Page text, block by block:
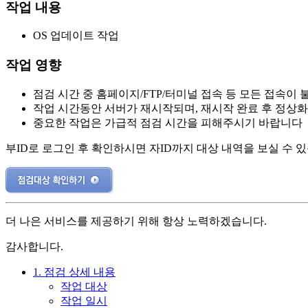
작업 내용
OS 업데이트 작업
작업 영향
점검 시간 중 홈페이지/FTP/터미널 접속 등 모든 접속이
작업 시간동안 서버가 재시작되며, 재시작 완료 후 정상
중요한 작업은 가급적 점검 시간을 피해주시기 바랍니다
부ID로 로그인 후 확인하시면 자ID까지 대상 내역을 보실 수
더 나은 서비스를 제공하기 위해 항상 노력하겠습니다.
감사합니다.
1. 점검 상세 내용
작업 대상
작업 일시